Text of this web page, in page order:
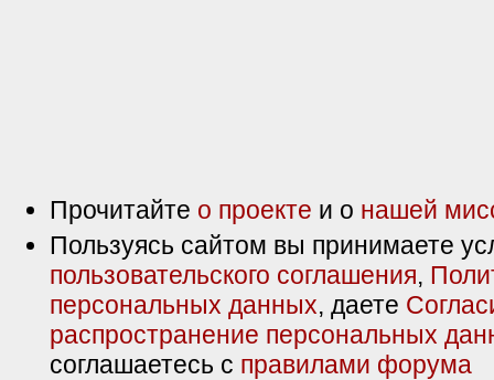
Прочитайте о проекте и о нашей
Пользуясь сайтом вы принимаете
пользовательского соглашения,
персональных данных, даете
распространение персональных
соглашаетесь с правилами форума